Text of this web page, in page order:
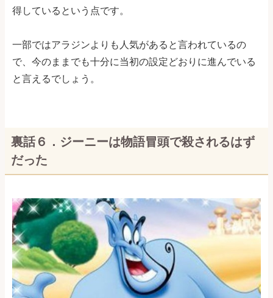
得しているという点です。
一部ではアラジンよりも人気があると言われているの
で、今のままでも十分に当初の設定どおりに進んでいる
と言えるでしょう。
裏話６．ジーニーは物語冒頭で殺されるはず
だった